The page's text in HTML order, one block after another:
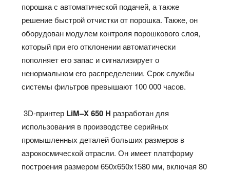
порошка с автоматической подачей, а также
решение быстрой отчистки от порошка. Также, он
оборудован модулем контроля порошкового слоя,
который при его отклонении автоматически
пополняет его запас и сигнализирует о
ненормальном его распределении. Срок службы
системы фильтров превышают 100 000 часов.
3D-принтер LiM–X650 H разработан для
использования в производстве серийных
промышленных деталей больших размеров в
аэрокосмической отрасли. Он имеет платформу
построения размером 650х650х1580 мм, включая 80